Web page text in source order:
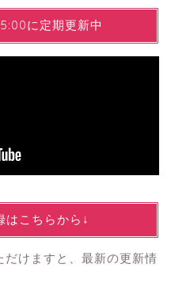
に定期更新中
はこちらから↓
だけますと、最新の更新情